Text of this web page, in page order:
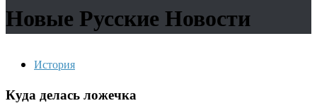
Новые Русские Новости
История
Куда делась ложечка